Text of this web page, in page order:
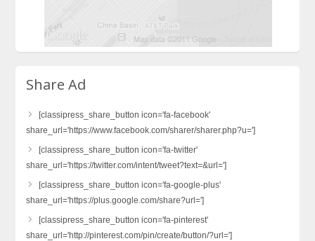
Share Ad
[classipress_share_button icon='fa-facebook'
share_url='https://www.facebook.com/sharer/sharer.php?u=']
[classipress_share_button icon='fa-twitter'
share_url='https://twitter.com/intent/tweet?text=&url=']
[classipress_share_button icon='fa-google-plus'
share_url='https://plus.google.com/share?url=']
[classipress_share_button icon='fa-pinterest'
share_url='http://pinterest.com/pin/create/button/?url=']